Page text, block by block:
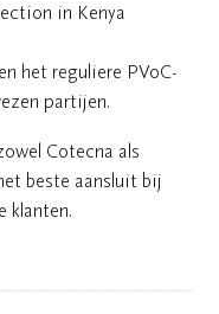
in Kenya
het reguliere PVoC-
partijen.
Cotecna als
beste aansluit bij
klanten.